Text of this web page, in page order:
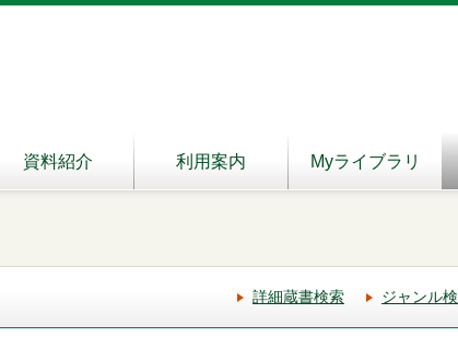
資料紹介 利用案内 Myライブラリ
詳細蔵書検索 ジャンル